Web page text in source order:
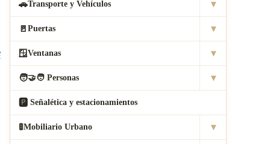
🚗Transporte y Vehículos ▾
🚪 Puertas ▾
🪟 Ventanas ▾
🧑‍🤝‍🧑 Personas ▾
🅿 ️ Señalética y estacionamientos
🚦Mobiliario Urbano ▾